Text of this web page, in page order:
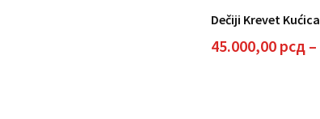
Dečiji Krevet Kućica
45.000,00 рсд –